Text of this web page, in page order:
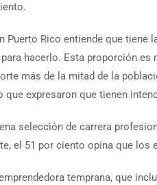
Puerto Rico entiende que
hacerlo. Esta proporción
más de la mitad de la
expresaron que tienen
selección de carrera
el 51 por ciento opina que
temprana, que